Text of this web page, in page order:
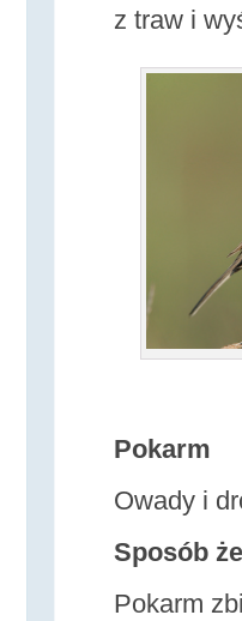
z traw i
Pokarm
Owady i
Sposób
Pokarm